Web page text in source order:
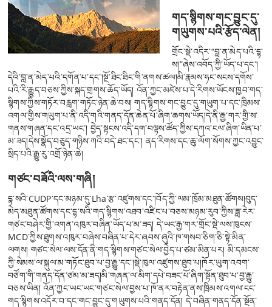
གད་སྙིགས་གང་བྱུང་དུ་
གཡུགས་པའི་རྩོད་ལེན།
གྲོང་སྡེ་འདིར་“བླ་ན་མེད་པའི་དྷ་
ས།”ཞེས་འབོད་ཀྱི་ཡོད་པ་དང་།
དེའི་བླ་ན་མེད་པའི་དགོན་པ་དང་།སྔོ་ཐིང་ཐིང་གི་ནགས་ཚལ།མི་རྣམས་ཧང་སངས་དགོས་
པའི་རི་རྒྱུད་བཅས་ཀྱིས་སྐད་གྲགས་ཆོད་ཡོད། འོན་ཀྱང་མཛེས་པ་དེ་རིགས་ཡོངས་ཁྱབ་གད་
སྙིགས་ཀྱིས་གཏོར་བརླག་གཏོང་ཉེན་ཆེ་བས། གད་སྙིགས་གང་བྱུང་དུ་གཡུག་པ་དང་ཁྲིམས་
འགལ་གྱིས་གཡུག་པ་ནི་འདི་གའི་གནད་དོན་ཆེན་པོ་ཞིག་ཆགས་ཡོད།དེ་ནི་རྒྱ་གར་གྱི་ས་
གནས་གཞན་དང་འདྲ་ཡང་། བྱེད་སྟངས་འདི་དག་བལྟས་ཚོད་ཀྱིས་དཀའ་ངལ་ཞིག་ཡིན་པ་
མ་ཟད།དེས་སྣོད་བཅུད་གཉིས་ཀའི་བདེ་ཐང་དང་། ནད་རིགས་དང་ཆུ་ལོག་སོགས་ཀྱང་འབྱུང་
སྲིད་པའི་རྒྱུ་རུ་འགྲོ་ཉེན་ཆེ།
གཙང་བཟོའི་ལས་གཞི།
དྷ་སའི་CUDP་དང་མཉམ་དུ་Lha་རྩ་འཛུགས་དང་།བོད་ཀྱི་ལམ་ཁྲོམ་མཐུན་ཚོགས།བུད་
མེད་མཐུན་ཚོགས་དང་དྷ་སའི་གད་སྙིགས་འཐབ་འཛིང་པ་བཅས་མཉམ་རུབ་ཀྱིས་ཟླ་རེར་
གཙང་བཤེར་གྱི་འགན་འཁུར་བཞིན་ཡོད་པ་མ་ཟད། དེ་ཡང་རྒྱ་གར་གྲོང་སྡེ་ལས་ཁུངས་
MCD་ཀྱིས་ཐུགས་འཁུར་བཞེས་བཞིན་པ་དེར་ཞབས་ཞུའི་ཁ་གསབ་ཅིག་ཅི་སྟེ་མིན་
ལགས། གཙང་སེལ་ལས་དོན་ནི་གད་སྙིགས་གཙང་སེལ་བྱེད་པ་ཙམ་མིན་པར། མི་དམངས་
ཀྱི་སེམས་ལ་སྐུལ་མ་གཏོང་ཐུབ་པ་བྱ་རྒྱུ་དང་།སྡེ་ཁུལ་འཛུགས་ཐུབ་པ།ཁོར་ཡུག་འབག་
བཙོག་གི་གནད་དོན་ཙམ་མ་ཟད།མི་གཞན་ལ་མིག་དཔེ་བཟང་པོ་ཞིག་སྟོན་ཐུབ་པ་བྱ་རྒྱུ་
བཅས་ཡིན། འོན་ཀྱང་ཡང་ཡང་གཙང་སེལ་བྱས་པ་ཁོ་ནར་བརྟེན་ནས་ཁྲིམས་འགལ་ངང་
གད་སྙིགས་འདོར་བ་དང་གང་བྱུང་དུ་གཡུགས་པའི་གནད་དོན། དེ་བཞིན་གནད་དོན་སྔོན་